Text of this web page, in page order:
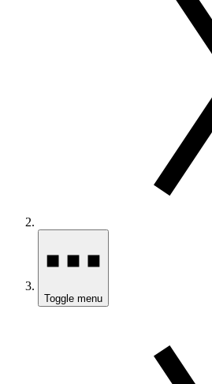
Toggle menu